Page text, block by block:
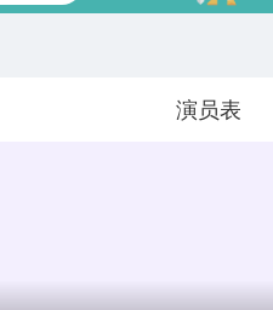
演员表